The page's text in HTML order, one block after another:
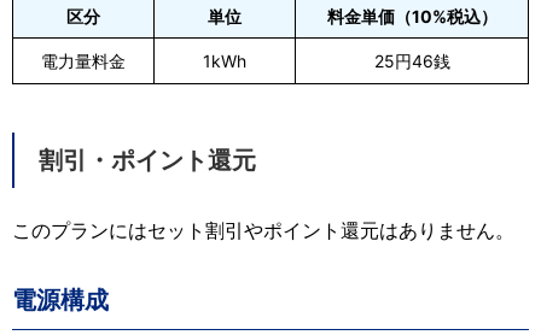
区分 単位 料金単価（10%税込）
電力量料金 1kWh 25円46銭
割引・ポイント還元
このプランにはセット割引やポイント還元はありません。
電源構成